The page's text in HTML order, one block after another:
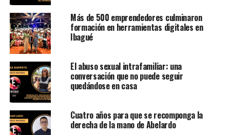
Más de 500 emprendedores culminaron
formación en herramientas digitales en
Ibagué
El abuso sexual intrafamiliar: una
conversación que no puede seguir
quedándose en casa
Cuatro años para que se recomponga la
derecha de la mano de Abelardo